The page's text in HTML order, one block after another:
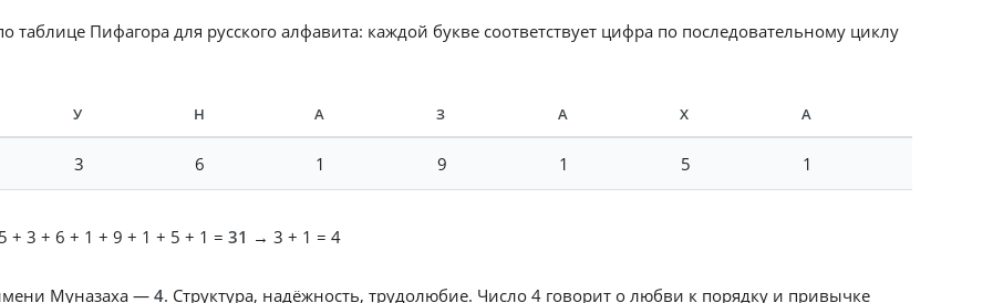
таблице Пифагора для русского алфавита: каждой букве соответствует цифра по последовательному циклу
У Н А З А Х А
3 6 1 9 1 5 1
+ 3 + 6 + 1 + 9 + 1 + 5 + 1 = 31 → 3 + 1 = 4
Муназаха —4. Структура, надёжность, трудолюбие. Число 4 говорит о любви к порядку и привычке